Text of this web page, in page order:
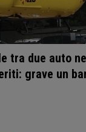
tra due auto
grave un